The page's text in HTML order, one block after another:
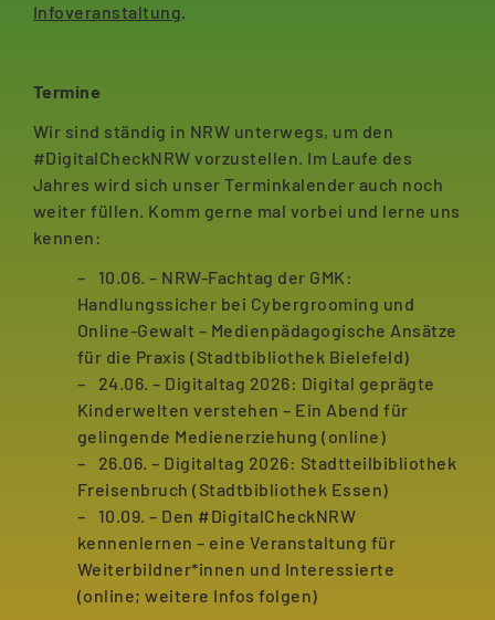
Infoveranstaltung.
Termine
Wir sind ständig in NRW unterwegs, um den
#DigitalCheckNRW vorzustellen. Im Laufe des
Jahres wird sich unser Terminkalender auch noch
weiter füllen. Komm gerne mal vorbei und lerne uns
kennen:
10.06. – NRW-Fachtag der GMK:
Handlungssicher bei Cybergrooming und
Online-Gewalt – Medienpädagogische Ansätze
für die Praxis (Stadtbibliothek Bielefeld)
24.06. – Digitaltag 2026: Digital geprägte
Kinderwelten verstehen – Ein Abend für
gelingende Medienerziehung (online)
26.06. – Digitaltag 2026: Stadtteilbibliothek
Freisenbruch (Stadtbibliothek Essen)
10.09. – Den #DigitalCheckNRW
kennenlernen – eine Veranstaltung für
Weiterbildner*innen und Interessierte
(online; weitere Infos folgen)